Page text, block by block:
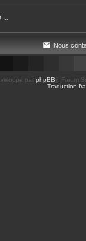
...
Nous
par phpBB ® Forum
Traduction